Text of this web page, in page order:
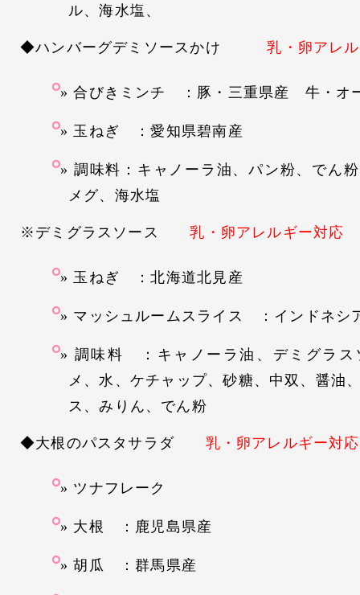
ル、海水塩、
◆ハンバーグデミソースかけ乳・卵アレ
合びきミンチ ：豚・三重県産 牛・オ
玉ねぎ ：愛知県碧南産
調味料：キャノーラ油、パン粉、でん
メグ、海水塩
※デミグラスソース乳・卵アレルギー対応
玉ねぎ ：北海道北見産
マッシュルームスライス ：インドネシ
調味料 ：キャノーラ油、デミグラス
メ、水、ケチャップ、砂糖、中双、醤油
ス、みりん、でん粉
◆大根のパスタサラダ 乳・卵アレルギー対応
ツナフレーク
大根 ：鹿児島県産
胡瓜 ：群馬県産